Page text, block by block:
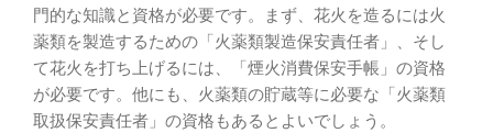
門的な知識と資格が必要です。まず、花火を造るには火
薬類を製造するための「火薬類製造保安責任者」、そし
て花火を打ち上げるには、「煙火消費保安手帳」の資格
が必要です。他にも、火薬類の貯蔵等に必要な「火薬類
取扱保安責任者」の資格もあるとよいでしょう。